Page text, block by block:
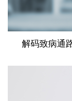
解码致病通